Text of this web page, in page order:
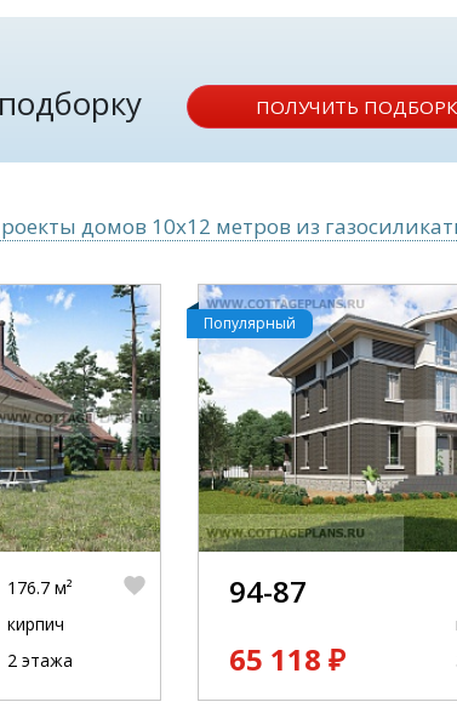
ПОЛУЧИТЬ
домов 10x12 метров из
176.7 м²
кирпич
2 этажа
Популярный
94-87
65 118 ₽